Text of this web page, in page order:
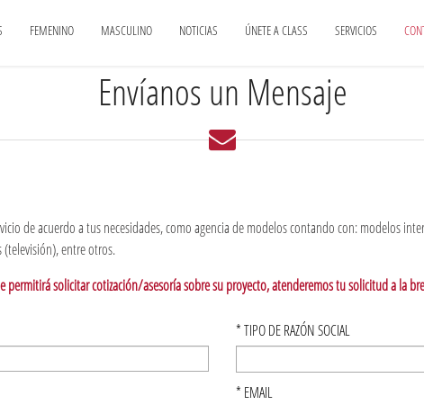
FEMENINO MASCULINO NOTICIAS ÚNETE A CLASS SERVICIOS
Envíanos un Mensaje
de acuerdo a tus necesidades, como agencia de modelos contando con: modelos
(televisión), entre otros.
permitirá solicitar cotización/asesoría sobre su proyecto, atenderemos tu solicitud a la
*TIPO DE RAZÓN SOCIAL
* EMAIL